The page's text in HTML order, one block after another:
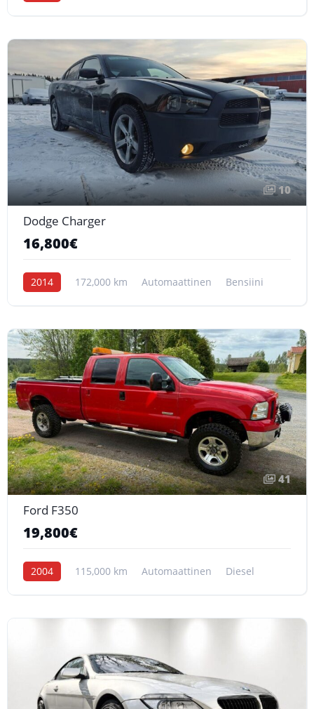
10
Dodge Charger
16,800€
2014 172,000 km Automaattinen Bensiini
41
Ford F350
19,800€
2004 115,000 km Automaattinen Diesel